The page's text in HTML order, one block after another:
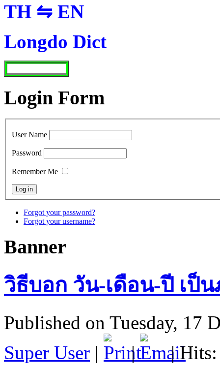
TH ⇋ EN
Longdo Dict
Login Form
User Name
Password
Remember Me
Forgot your password?
Forgot your username?
Banner
วิธีบอก วัน-เดือน-ปี เป็
Published on Tuesday, 17
Super User | | | Hits: